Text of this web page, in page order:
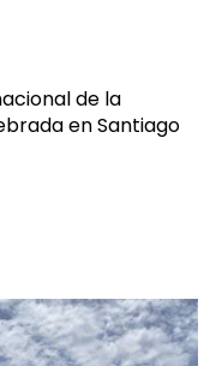
de la
en Santiago